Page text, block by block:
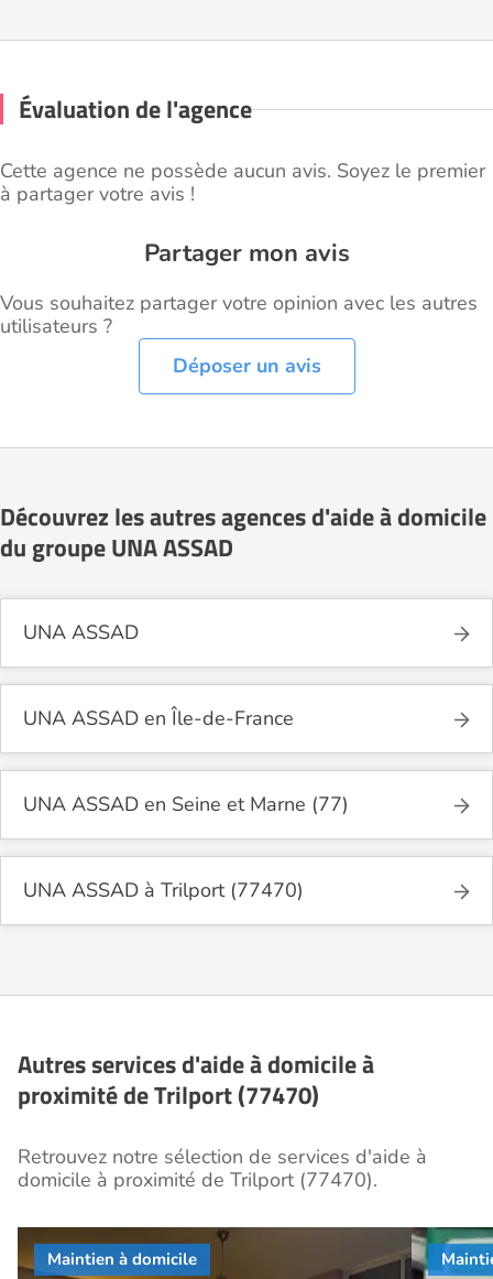
Évaluation de l'agence
Cette agence ne possède aucun avis. Soyez le premier
à partager votre avis !
Partager mon avis
Vous souhaitez partager votre opinion avec les autres
utilisateurs ?
Déposer un avis
Découvrez les autres agences d'aide à domicile
du groupe UNA ASSAD
UNA ASSAD
UNA ASSAD en Île-de-France
UNA ASSAD en Seine et Marne (77)
UNA ASSAD à Trilport (77470)
Autres services d'aide à domicile à
proximité de Trilport (77470)
Retrouvez notre sélection de services d'aide à
domicile à proximité de Trilport (77470).